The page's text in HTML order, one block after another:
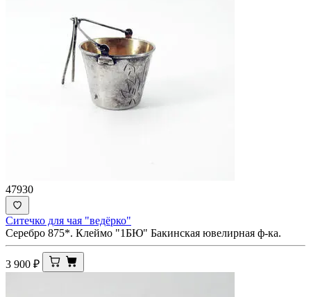
47930
Ситечко для чая "ведёрко"
Серебро 875*. Клеймо "1БЮ" Бакинская ювелирная ф-ка.
3 900 ₽